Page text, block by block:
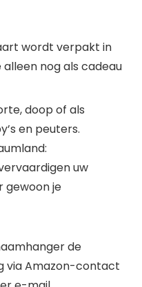
wordt verpakt in
nog als cadeau
doop of als
en peuters.
uw
gewoon je
de
via Amazon-contact